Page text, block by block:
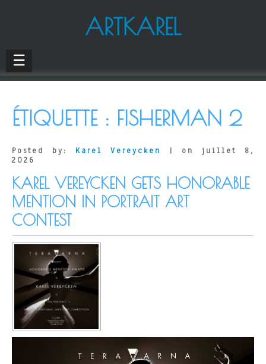
ARTKAREL
☰
ÉTIQUETTE : FISHERMAN 2
Posted by: Karel Vereycken
| on juillet 8,
2026
KAREL VEREYCKEN GETS HONORABLE
MENTION IN PORTRAIT ART
CONTEST